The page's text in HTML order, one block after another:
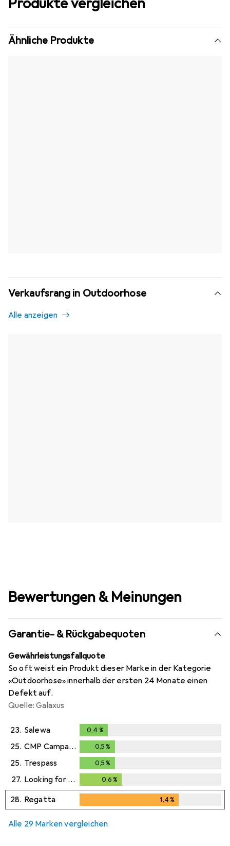
Ähnliche Produkte
Verkaufsrang in Outdoorhose
Alle anzeigen
Bewertungen & Meinungen
Garantie- & Rückgabequoten
Gewährleistungsfallquote
So oft weist ein Produkt dieser Marke in der Kategorie
«Outdoorhose» innerhalb der ersten 24 Monate einen
Defekt auf.
Quelle: Galaxus
23. Salewa 0,4 %
25. CMP Campagnolo 0,5 %
25. Trespass 0,5 %
27. Looking for Wild 0,6 %
28. Regatta 1,4%
Alle 29 Marken vergleichen